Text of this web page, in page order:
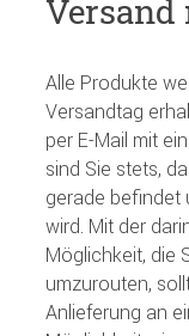
Alle Produkte
Versandtag
per E-Mail mit
sind Sie stets,
gerade befindet
wird. Mit der
Möglichkeit, die
umzurouten,
Anlieferung an